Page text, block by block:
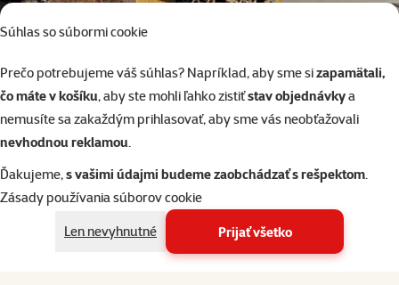
Súhlas so súbormi cookie
Prečo potrebujeme váš súhlas? Napríklad, aby sme sizapamätali,
čo máte v košíku, aby ste mohli ľahko zistiťstav objednávkya
nemusíte sa zakaždým prihlasovať, aby sme vás neobťažovali
nevhodnou reklamou.
Ďakujeme,s vašimi údajmi budeme zaobchádzať s rešpektom.
Zásady používania súborov cookie
Len nevyhnutné
Prijať všetko